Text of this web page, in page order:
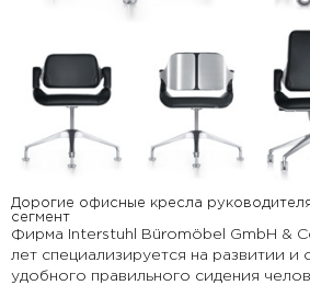
Дорогие офисные кресла
сегмент
Фирма Interstuhl Büromöbel GmbH &
лет специализируется на развитии и
удобного правильного сидения